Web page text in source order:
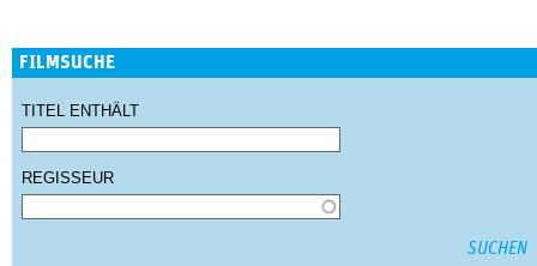
FILMSUCHE
TITEL ENTHÄLT
REGISSEUR